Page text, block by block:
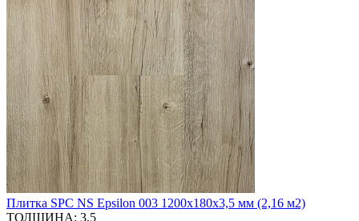
Плитка SPC NS Epsilon 003 1200х180х3,5 мм (2,16 м2)
ТОЛЩИНА: 3,5